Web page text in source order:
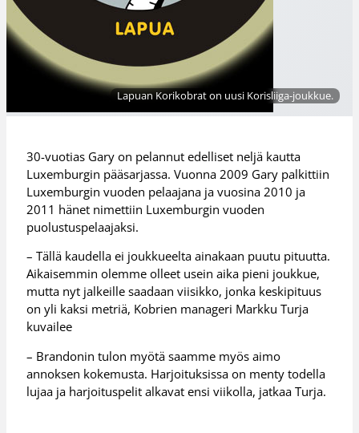
Lapuan Korikobrat on uusi Korisliiga-joukkue.
30-vuotias Gary on pelannut edelliset neljä kautta
Luxemburgin pääsarjassa. Vuonna 2009 Gary palkittiin
Luxemburgin vuoden pelaajana ja vuosina 2010 ja
2011 hänet nimettiin Luxemburgin vuoden
puolustuspelaajaksi.
– Tällä kaudella ei joukkueelta ainakaan puutu pituutta.
Aikaisemmin olemme olleet usein aika pieni joukkue,
mutta nyt jalkeille saadaan viisikko, jonka keskipituus
on yli kaksi metriä, Kobrien manageri Markku Turja
kuvailee
– Brandonin tulon myötä saamme myös aimo
annoksen kokemusta. Harjoituksissa on menty todella
lujaa ja harjoituspelit alkavat ensi viikolla, jatkaa Turja.